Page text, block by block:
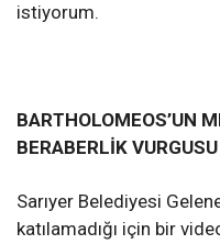
istiyorum.
BARTHOLOMEOS’UN
BERABERLİK VURGUSU
Sarıyer Belediyesi
katılamadığı için bir